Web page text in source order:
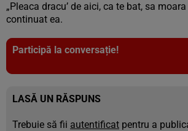
„Pleaca dracu’ de aici, ca te bat, sa
continuat ea.
Participă la conversație!
LASĂ UN RĂSPUNS
Trebuie să fii autentificat pentru a